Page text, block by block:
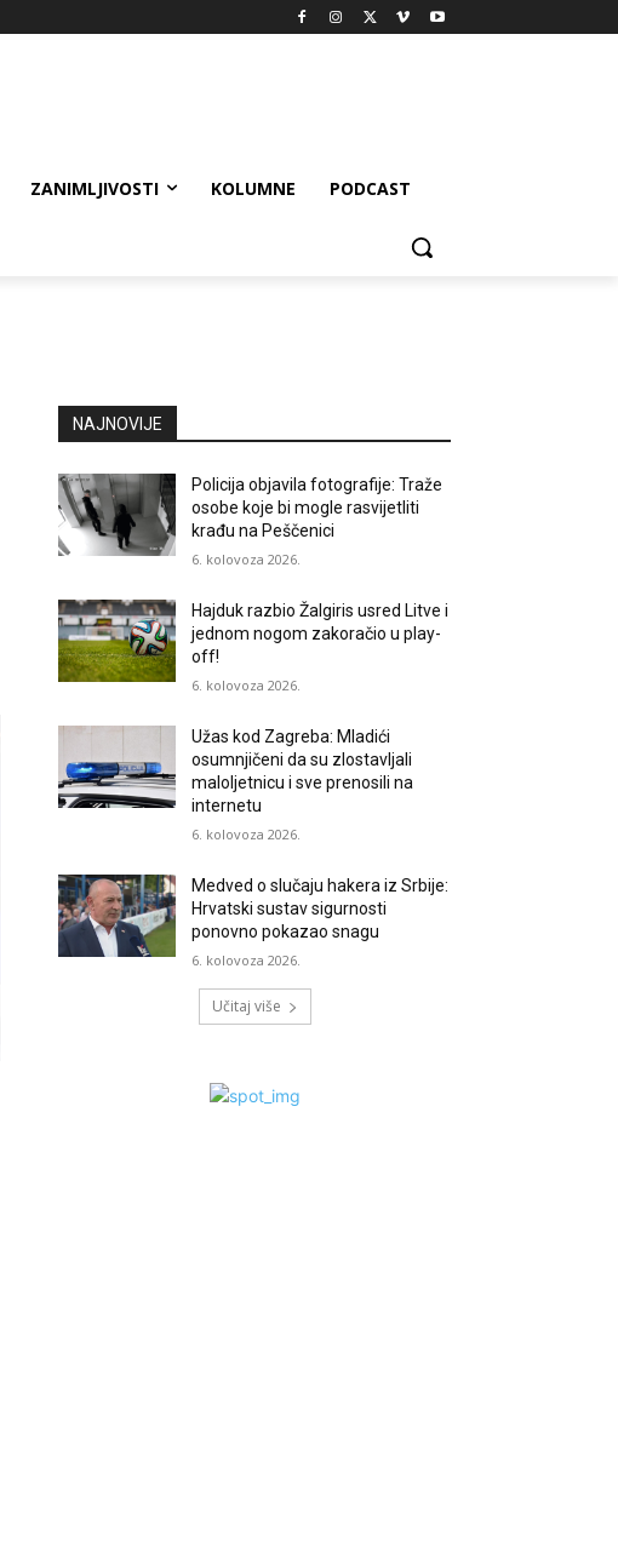
ZANIMLJIVOSTI KOLUMNE PODCAST
NAJNOVIJE
Policija objavila fotografije: Traže
osobe koje bi mogle rasvijetliti
krađu na Peščenici
6. kolovoza 2026.
Hajduk razbio Žalgiris usred Litve i
jednom nogom zakoračio u play-
off!
6. kolovoza 2026.
Užas kod Zagreba: Mladići
osumnjičeni da su zlostavljali
maloljetnicu i sve prenosili na
internetu
6. kolovoza 2026.
Medved o slučaju hakera iz Srbije:
Hrvatski sustav sigurnosti
ponovno pokazao snagu
6. kolovoza 2026.
Učitaj više